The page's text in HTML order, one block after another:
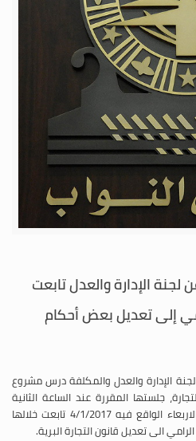
لجنة الإدارة والعدل تابعت
إلى تعديل بعض أحكام
الإدارة والعدل والمكلفة درس مشروع
جلستها المقررة عند الساعة الثانية
عشرة والنصف من بعد ظهر يوم الاربعاء الواقع فيه 4/1/2017 تابعت خلالها
الى تعديل قانون التجارة البرية.